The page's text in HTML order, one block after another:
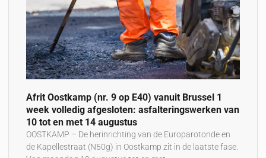
Afrit Oostkamp (nr. 9 op E40) vanuit Brussel 1
week volledig afgesloten: asfalteringswerken van
10 tot en met 14 augustus
OOSTKAMP – De herinrichting van de Europarotonde en
de Kapellestraat (N50g) in Oostkamp zit in de laatste fase.